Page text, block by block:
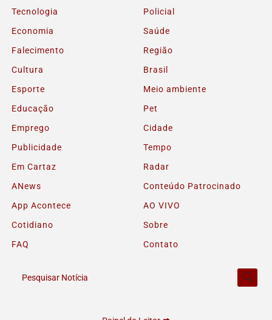
Tecnologia
Policial
Economia
Saúde
Falecimento
Região
Cultura
Brasil
Esporte
Meio ambiente
Educação
Pet
Emprego
Cidade
Publicidade
Tempo
Em Cartaz
Radar
ANews
Conteúdo Patrocinado
App Acontece
AO VIVO
Cotidiano
Sobre
FAQ
Contato
Pesquisar Notícia